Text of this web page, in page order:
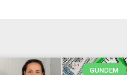
GÜNDEM